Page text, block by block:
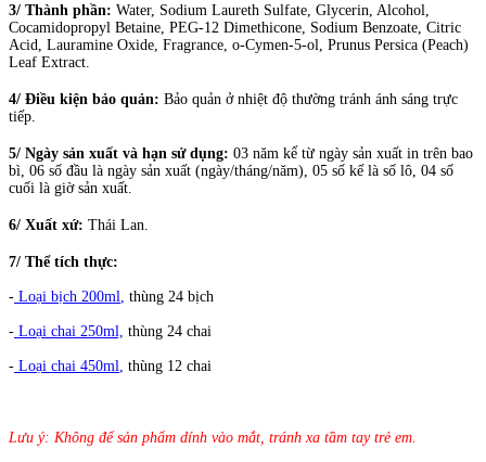
3/ Thành phần: Water, Sodium Laureth Sulfate, Glycerin, Alcohol,
Cocamidopropyl Betaine, PEG-12 Dimethicone, Sodium Benzoate, Citric
Acid, Lauramine Oxide, Fragrance, o-Cymen-5-ol, Prunus Persica (Peach)
Leaf Extract.
4/ Điều kiện bảo quản: Bảo quản ở nhiệt độ thường tránh ánh sáng trực
tiếp.
5/ Ngày sản xuất và hạn sử dụng: 03 năm kể từ ngày sản xuất in trên bao
bì, 06 số đầu là ngày sản xuất (ngày/tháng/năm), 05 số kế là số lô, 04 số
cuối là giờ sản xuất.
6/ Xuất xứ: Thái Lan.
7/ Thể tích thực:
- Loại bịch 200ml thùng 24 bịch
- Loại chai 250ml, thùng 24 chai
- Loại chai 450ml thùng 12 chai
Lưu ý: Không để sản phẩm dính vào mắt, tránh xa tầm tay trẻ em.